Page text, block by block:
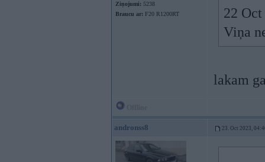
Ziņojumi: 5238
Braucu ar: F20 R1200RT
22
Viņa
lakam
andronss8 23. Oct 2023,